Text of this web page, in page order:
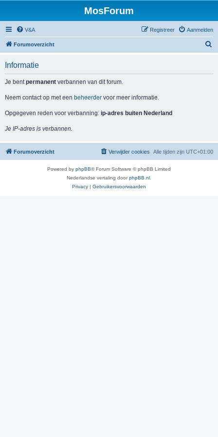
MosForum
V&A Aanmelden
Registreer
Forumoverzicht
Informatie
Je bentpermanent verbannen van dit forum.
Neem contact op met een beheerder voor meer informatie.
Opgegeven reden voor verbanning: ip-adres buiten Nederland
Je IP-adres is verbannen.
Forumoverzicht Alle tijden zijn UTC+01:00
Verwijder cookies
Powered by phpBB® Forum Software © phpBB Limited
Nederlandse vertaling doorphpBB.nl
Privacy | Gebruikersvoorwaarden